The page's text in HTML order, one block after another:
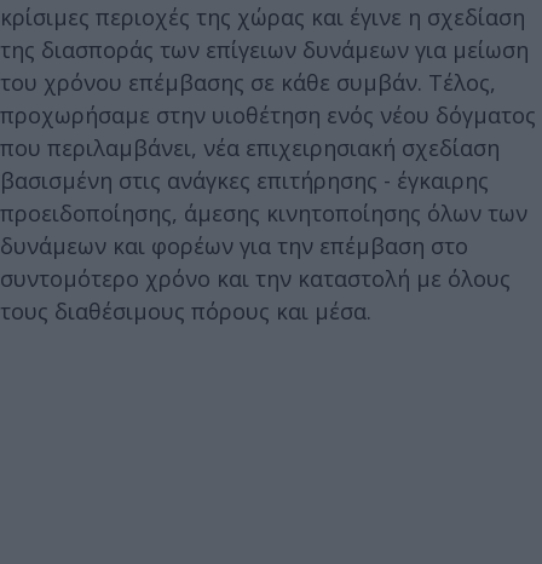
κρίσιμες περιοχές της χώρας και έγινε η σχεδίαση
της διασποράς των επίγειων δυνάμεων για μείωση
του χρόνου επέμβασης σε κάθε συμβάν. Τέλος,
προχωρήσαμε στην υιοθέτηση ενός νέου δόγματος
που περιλαμβάνει, νέα επιχειρησιακή σχεδίαση
βασισμένη στις ανάγκες επιτήρησης - έγκαιρης
προειδοποίησης, άμεσης κινητοποίησης όλων των
δυνάμεων και φορέων για την επέμβαση στο
συντομότερο χρόνο και την καταστολή με όλους
τους διαθέσιμους πόρους και μέσα.